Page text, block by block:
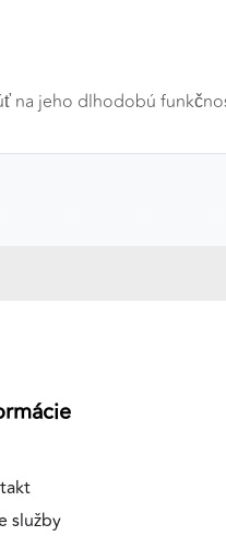
na jeho dlhodobú
služby